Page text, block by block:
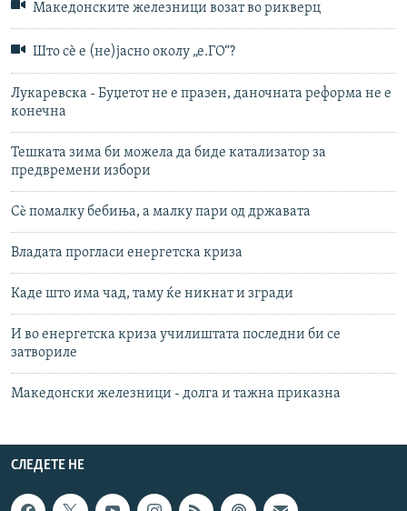
Македонските железници возат во рикверц
Што сѐ е (не)јасно околу „е.ГО“?
Лукаревска - Буџетот не е празен, даночната реформа не е
конечна
Тешката зима би можела да биде катализатор за
предвремени избори
Сè помалку бебиња, а малку пари од државата
Владата прогласи енергетска криза
Каде што има чад, таму ќе никнат и згради
И во енергетска криза училиштата последни би се
затвориле
Македонски железници - долга и тажна приказна
СЛЕДЕТЕ НЕ